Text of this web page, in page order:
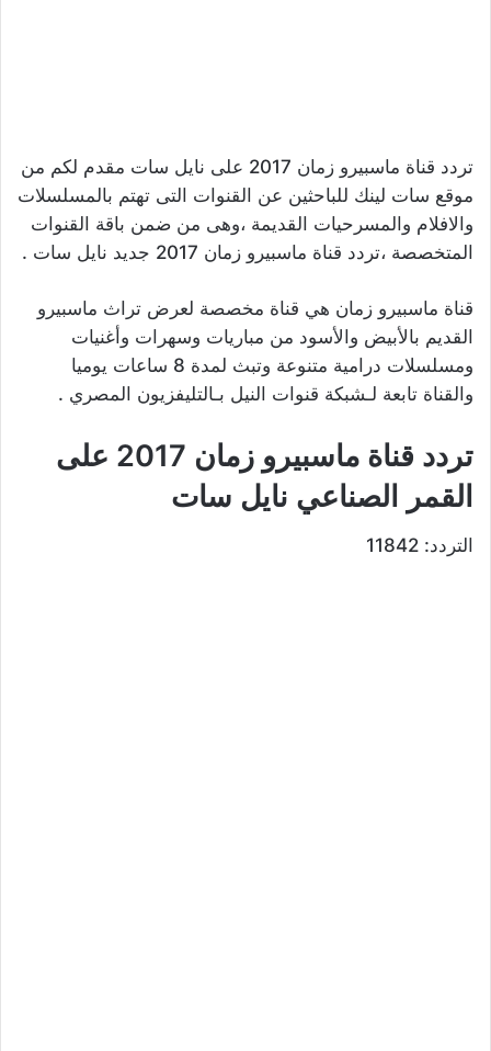
تردد قناة ماسبيرو زمان 2017 على نايل سات مقدم لكم من
موقع سات لينك للباحثين عن القنوات التى تهتم بالمسلسلات
والافلام والمسرحيات القديمة ،وهى من ضمن باقة القنوات
المتخصصة ،تردد قناة ماسبيرو زمان 2017 جديد نايل سات .
قناة ماسبيرو زمان هي قناة مخصصة لعرض تراث ماسبيرو
القديم بالأبيض والأسود من مباريات وسهرات وأغنيات
ومسلسلات درامية متنوعة وتبث لمدة 8 ساعات يوميا
والقناة تابعة لـشبكة قنوات النيل بـالتليفزيون المصري .
تردد قناة ماسبيرو زمان 2017 على
القمر الصناعي نايل سات
التردد: 11842